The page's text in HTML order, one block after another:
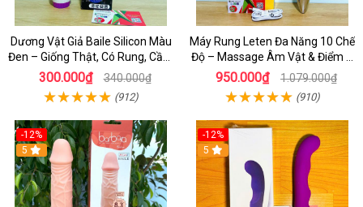
Dương Vật Giả Baile Silicon Màu
Đen – Giống Thật, Có Rung, Cầm
Tay Giá Rẻ
300.000₫ 340.000₫
(912)
Máy Rung Leten Đa Năng 10 Chế
Độ – Massage Âm Vật & Điểm G
Cực Phê Cho Nữ
950.000₫ 1.079.000₫
(910)
-12%
5
-12%
5